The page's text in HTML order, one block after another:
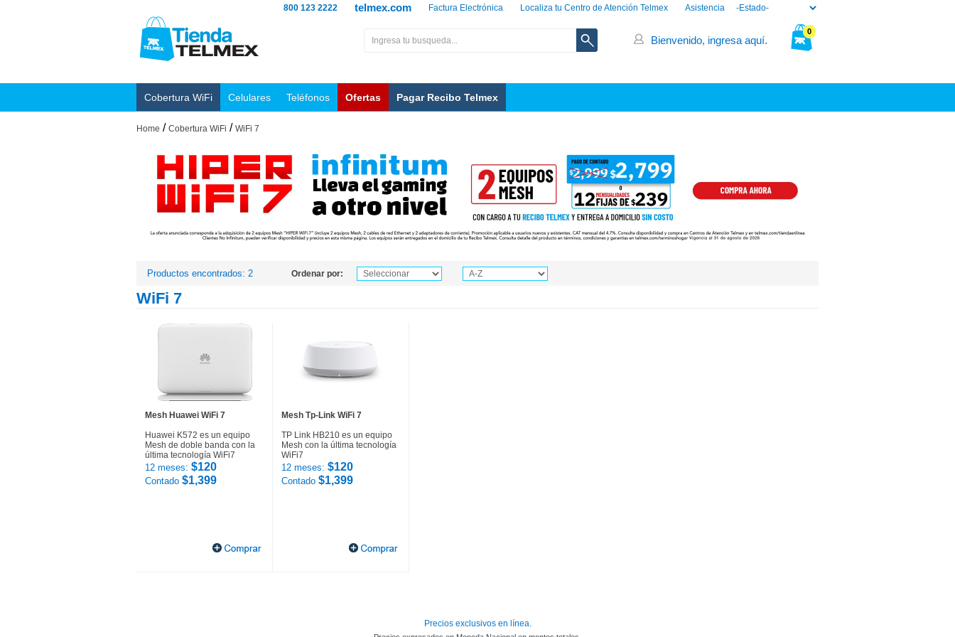
Asistencia
Localiza tu Centro de Atención Telmex
Factura Electrónica
telmex.com
800 123 2222
0
Bienvenido, ingresa aquí.
Cobertura WiFi Celulares Teléfonos Ofertas Pagar Recibo Telmex
Home / Cobertura WiFi / WiFi 7
Productos encontrados: 2 Ordenar por:
WiFi 7
Mesh Huawei WiFi 7
Huawei K572 es un equipo
Mesh de doble banda con la
última tecnología WiFi7
12 meses: $120
Contado $1,399
Mesh Tp-Link WiFi 7
TP Link HB210 es un equipo
Mesh con la última tecnología
WiFi7
12 meses: $120
Contado $1,399
Precios exclusivos en línea.